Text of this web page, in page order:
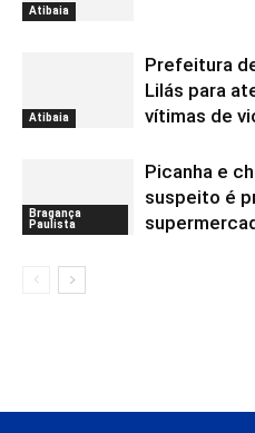
Atibaia
Atibaia
Prefeitura
Lilás para
vítimas de
Bragança
Paulista
Picanha e
suspeito é